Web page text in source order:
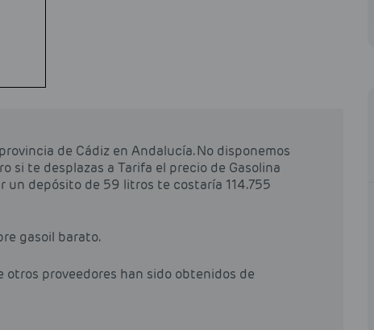
de Cádiz en Andalucía. No disponemos
si te desplazas a Tarifa el precio de Gasolina
un depósito de 59 litros te costaría 114.755
gasoil barato.
otros proveedores han sido obtenidos de